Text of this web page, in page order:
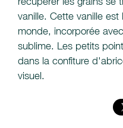
vanille. Cette vanille
monde, incorporée
sublime. Les petits
dans la confiture
visuel.